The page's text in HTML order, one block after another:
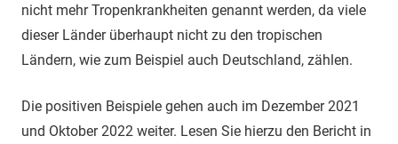
nicht mehr Tropenkrankheiten genannt werden, da viele
dieser Länder überhaupt nicht zu den tropischen
Ländern, wie zum Beispiel auch Deutschland, zählen.
Die positiven Beispiele gehen auch im Dezember 2021
und Oktober 2022 weiter. Lesen Sie hierzu den Bericht in